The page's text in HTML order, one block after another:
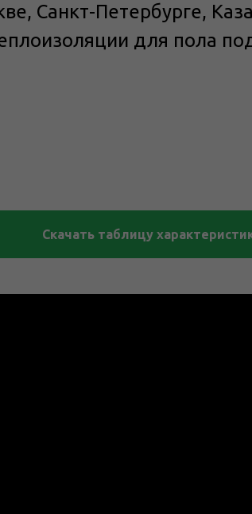
Санкт-Петербурге,
для пола
Скачать таблицу